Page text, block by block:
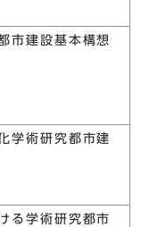
市建設基本構想
学術研究都市建
る学術研究都市